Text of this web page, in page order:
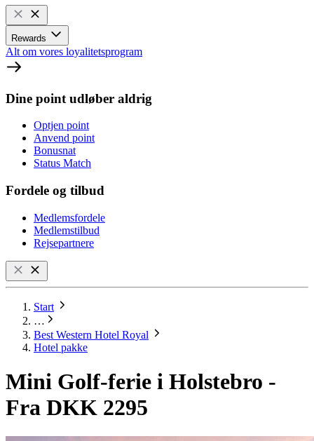
Rewards
Alt om vores loyalitetsprogram
Dine point udløber aldrig
Optjen point
Anvend point
Bonusnat
Status Match
Fordele og tilbud
Medlemsfordele
Medlemstilbud
Rejsepartnere
Start
…
Best Western Hotel Royal
Hotel pakke
Mini Golf-ferie i Holstebro -
Fra DKK 2295